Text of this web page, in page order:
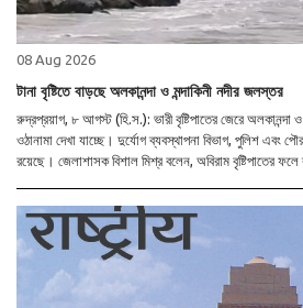
08 Aug 2026
টানা বৃষ্টিতে বাড়ছে অলকানন্দা ও মন্দাকিনী নদীর জলস্তর
রুদ্রপ্রয়াগ, ৮ আগস্ট (হি.স.): ভারী বৃষ্টিপাতের জেরে অলকানন্দা
ওঠানামা দেখা যাচ্ছে। দুর্যোগ ব্যবস্থাপনা বিভাগ, পুলিশ এবং
রয়েছে। জেলাশাসক বিশাল মিশ্র বলেন, অবিরাম বৃষ্টিপাতের